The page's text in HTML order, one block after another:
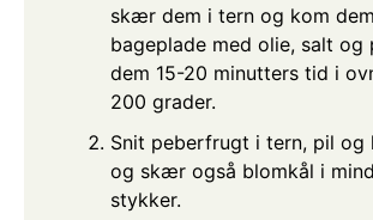
skær dem i tern og kom
bageplade med olie, salt og
dem 15-20 minutters tid i
200 grader.
Snit peberfrugt i tern, pil og
og skær også blomkål i
stykker.